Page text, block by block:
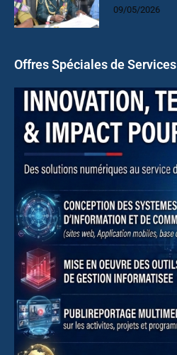
09/05/2026
Offres Spéciales de Services